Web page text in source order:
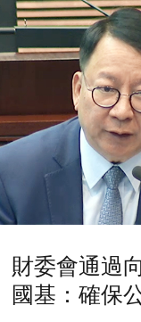
財委會通過
國基：確保